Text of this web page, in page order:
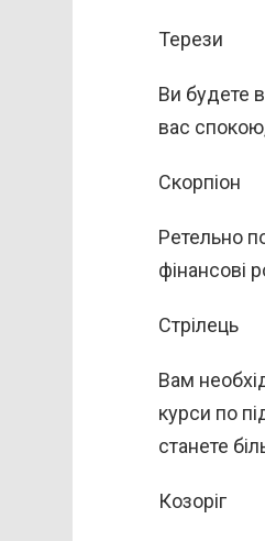
Терези
Ви будете
вас
Скорпіон
Ретельно
фінансові
Стрілець
Вам
курси по
станете
Козоріг